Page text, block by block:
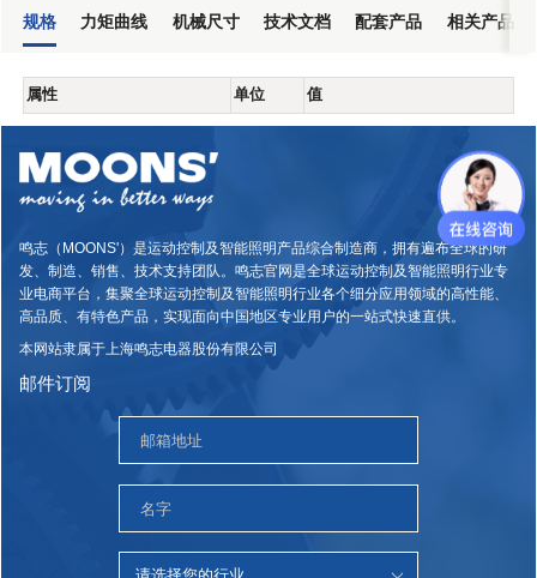
规格 力矩曲线 机械尺寸 技术文档 配套产品 相关产品
属性 单位 值
鸣志（MOONS'）是运动控制及智能照明产品综合制造商，拥有遍布全球的研
发、制造、销售、技术支持团队。鸣志官网是全球运动控制及智能照明行业专
业电商平台，集聚全球运动控制及智能照明行业各个细分应用领域的高性能、
高品质、有特色产品，实现面向中国地区专业用户的一站式快速直供。
本网站隶属于上海鸣志电器股份有限公司
邮件订阅